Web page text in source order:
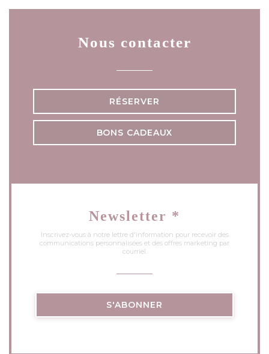
Nous contacter
RÉSERVER
BONS CADEAUX
Newsletter *
Inscrivez-vous à notre lettre d'information pour recevoir des
communications personnalisées et des offres marketing par
courriel.
S'ABONNER